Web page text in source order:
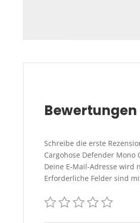
Bewertungen
Schreibe die erste
Cargohose Defender Mono
Deine E-Mail-Adresse wird
Erforderliche Felder sind